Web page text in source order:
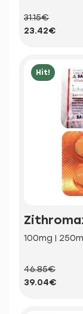
31.15€
23.42€
Hit!
100mg |
46.85€
39.04€